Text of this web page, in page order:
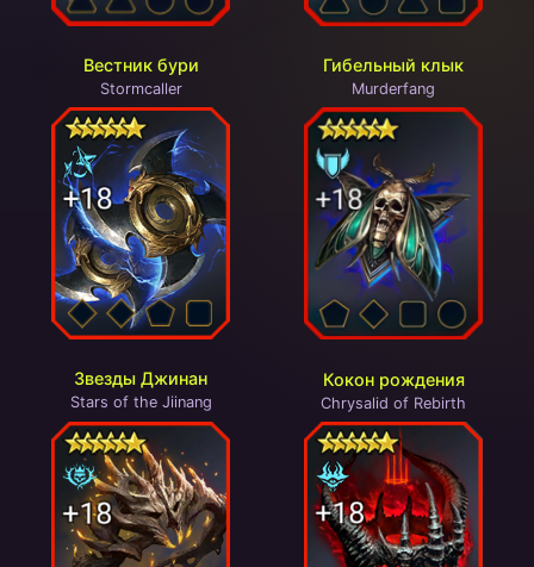
Вестник бури
Stormcaller
Гибельный клык
Murderfang
Звезды Джинан
Stars of the Jiinang
Кокон рождения
Chrysalid of Rebirth